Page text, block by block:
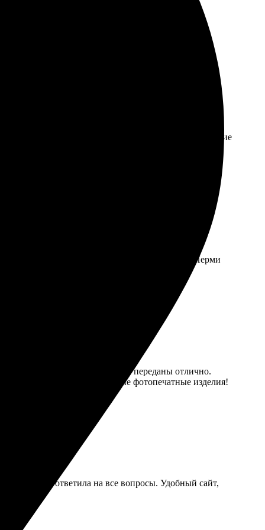
сайта интуитивно понятен. Печать яркая, цвета
выбрала размеры и загрузила файлы. Оформление
долго ждать. Теперь у меня есть отличные
печати и яркость цветов. Доставка в Перми
Качество на высоте, детали переданы отлично.
кто ценит качественные фотопечатные изделия!
Поддержка ответила на все вопросы. Удобный сайт,